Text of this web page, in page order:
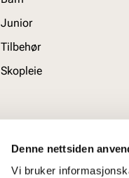
Denne nettsiden
Vi bruker
Junior
Tilbehør
Skopleie